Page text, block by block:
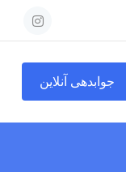
جوابدهی آنلاین